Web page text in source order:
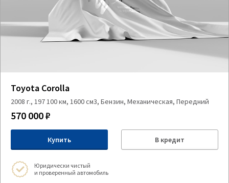
Toyota Corolla
2008 г., 197 100 км, 1600 см3, Бензин, Механическая, Передний
570 000 ₽
Купить В кредит
Юридически чистый
и проверенный автомобиль